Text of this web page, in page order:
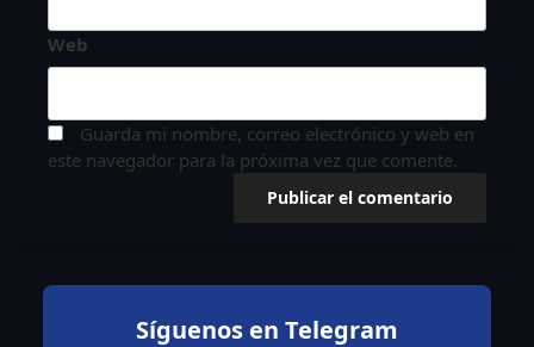
Web
Guarda mi nombre, correo electrónico y web en
este navegador para la próxima vez que comente.
Síguenos en Telegram